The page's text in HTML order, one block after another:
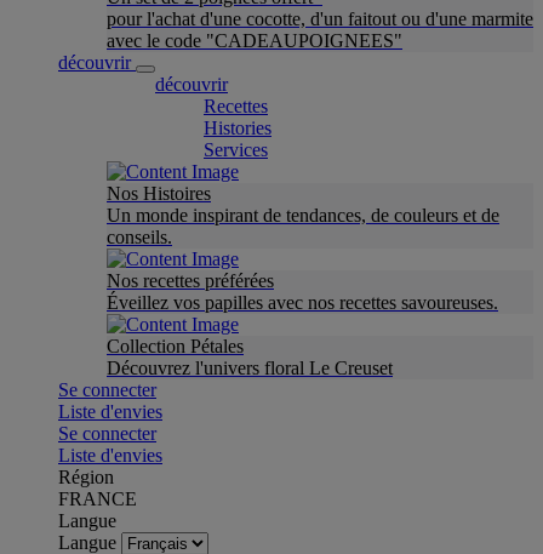
pour l'achat d'une cocotte, d'un faitout ou d'une marmite
avec le code "CADEAUPOIGNEES"
découvrir
découvrir
Recettes
Histories
Services
Nos Histoires
Un monde inspirant de tendances, de couleurs et de
conseils.
Nos recettes préférées
Éveillez vos papilles avec nos recettes savoureuses.
Collection Pétales
Découvrez l'univers floral Le Creuset
Se connecter
Liste d'envies
Se connecter
Liste d'envies
Région
FRANCE
Langue
Langue